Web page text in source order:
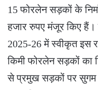
15 फोरलेन सड़कों के
हजार रुपए मंजूर किए हैं।
2025-26 में स्वीकृत इस
किमी फोरलेन सड़कों का
से प्रमुख सड़कों पर सुगम